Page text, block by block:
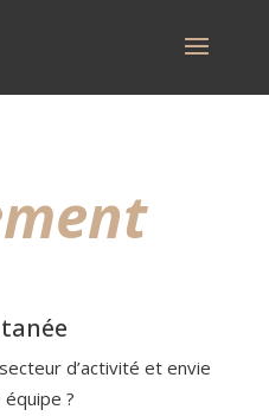
d’activité et envie
?